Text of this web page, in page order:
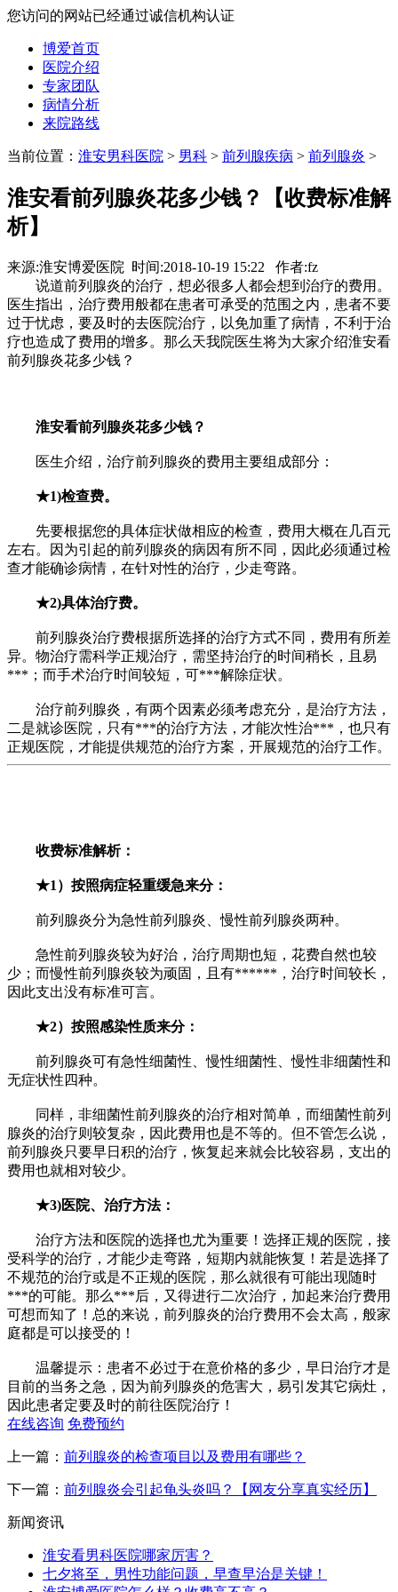
您访问的网站已经通过诚信机构认证
博爱首页
医院介绍
专家团队
病情分析
来院路线
当前位置： 淮安男科医院 > 男科 > 前列腺疾病 > 前列腺炎 >
淮安看前列腺炎花多少钱？【收费标准解
析】
来源:淮安博爱医院 时间:2018-10-19 15:22 作者:fz
说道前列腺炎的治疗，想必很多人都会想到治疗的费用。
医生指出，治疗费用般都在患者可承受的范围之内，患者不要
过于忧虑，要及时的去医院治疗，以免加重了病情，不利于治
疗也造成了费用的增多。那么天我院医生将为大家介绍淮安看
前列腺炎花多少钱？
淮安看前列腺炎花多少钱？
医生介绍，治疗前列腺炎的费用主要组成部分：
★1)检查费。
先要根据您的具体症状做相应的检查，费用大概在几百元
左右。因为引起的前列腺炎的病因有所不同，因此必须通过检
查才能确诊病情，在针对性的治疗，少走弯路。
★2)具体治疗费。
前列腺炎治疗费根据所选择的治疗方式不同，费用有所差
异。物治疗需科学正规治疗，需坚持治疗的时间稍长，且易
***；而手术治疗时间较短，可***解除症状。
治疗前列腺炎，有两个因素必须考虑充分，是治疗方法，
二是就诊医院，只有***的治疗方法，才能次性治***，也只有
正规医院，才能提供规范的治疗方案，开展规范的治疗工作。
收费标准解析：
★1）按照病症轻重缓急来分：
前列腺炎分为急性前列腺炎、慢性前列腺炎两种。
急性前列腺炎较为好治，治疗周期也短，花费自然也较
少；而慢性前列腺炎较为顽固，且有******，治疗时间较长，
因此支出没有标准可言。
★2）按照感染性质来分：
前列腺炎可有急性细菌性、慢性细菌性、慢性非细菌性和
无症状性四种。
同样，非细菌性前列腺炎的治疗相对简单，而细菌性前列
腺炎的治疗则较复杂，因此费用也是不等的。但不管怎么说，
前列腺炎只要早日积的治疗，恢复起来就会比较容易，支出的
费用也就相对较少。
★3)医院、治疗方法：
治疗方法和医院的选择也尤为重要！选择正规的医院，接
受科学的治疗，才能少走弯路，短期内就能恢复！若是选择了
不规范的治疗或是不正规的医院，那么就很有可能出现随时
***的可能。那么***后，又得进行二次治疗，加起来治疗费用
可想而知了！总的来说，前列腺炎的治疗费用不会太高，般家
庭都是可以接受的！
温馨提示： 患者不必过于在意价格的多少，早日治疗才是
目前的当务之急，因为前列腺炎的危害大，易引发其它病灶，
因此患者定要及时的前往医院治疗！
在线咨询 免费预约
上一篇： 前列腺炎的检查项目以及费用有哪些？
下一篇： 前列腺炎会引起龟头炎吗？【网友分享真实经历】
新闻资讯
淮安看男科医院哪家厉害？
七夕将至，男性功能问题，早查早治是关键！